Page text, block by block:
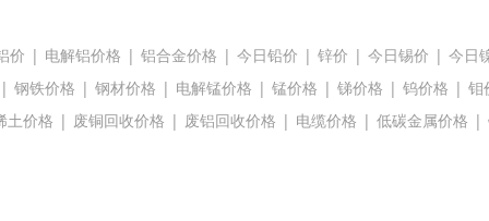
价 | 电解铝价格 | 铝合金价格 | 今日铅价 | 锌价 | 今日锡价 | 今日
| 钢铁价格 | 钢材价格 | 电解锰价格 | 锰价格 | 锑价格 | 钨价格 | 钼
土价格 | 废铜回收价格 | 废铝回收价格 | 电缆价格 | 低碳金属价格 |